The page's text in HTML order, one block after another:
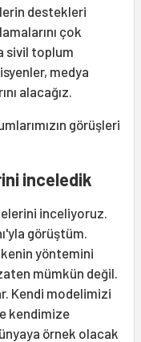
destekleri
çok
sivil toplum
medya
alacağız.
görüşleri
inceledik
inceliyoruz.
görüştüm.
yöntemini
mümkün değil.
Kendi modelimizi
kendimize
örnek olacak